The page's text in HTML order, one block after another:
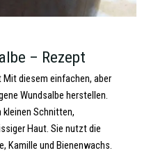
– Rezept
diesem einfachen, aber
Wundsalbe herstellen.
kleinen Schnitten,
Haut. Sie nutzt die
Kamille und Bienenwachs.